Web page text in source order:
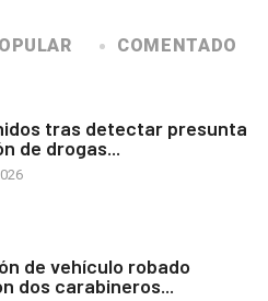
COMENTADO
tras detectar presunta
de drogas...
de vehículo robado
dos carabineros...